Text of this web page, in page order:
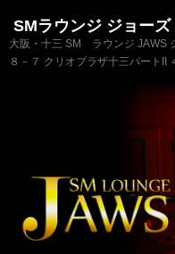
SMラウンジ ジョー
大阪・十三 SM ラウンジ JAWS
８－７ クリオプラザ十三パートII